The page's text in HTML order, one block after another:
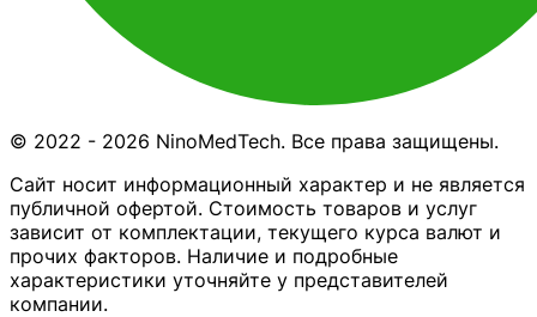
© 2022 - 2026 NinoMedTech. Все права защищены.
Сайт носит информационный характер и не является
публичной офертой. Стоимость товаров и услуг
зависит от комплектации, текущего курса валют и
прочих факторов. Наличие и подробные
характеристики уточняйте у представителей
компании.